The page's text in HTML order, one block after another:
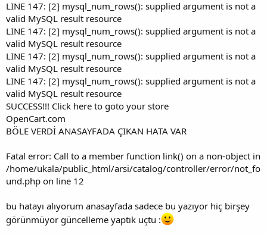
LINE 147: [2] mysql_num_rows(): supplied argument is not a
valid MySQL result resource
LINE 147: [2] mysql_num_rows(): supplied argument is not a
valid MySQL result resource
LINE 147: [2] mysql_num_rows(): supplied argument is not a
valid MySQL result resource
LINE 147: [2] mysql_num_rows(): supplied argument is not a
valid MySQL result resource
SUCCESS!!! Click here to goto your store
OpenCart.com
BÖLE VERDİ ANASAYFADA ÇIKAN HATA VAR
Fatal error: Call to a member function link() on a non-object in
/home/ukala/public_html/arsi/catalog/controller/error/not_fo
und.php on line 12
bu hatayı alıyorum anasayfada sadece bu yazıyor hiç birşey
görünmüyor güncelleme yaptık uçtu :